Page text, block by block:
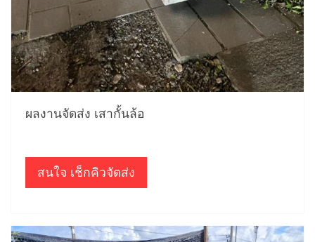
ผลงานจัดส่ง เสากั้นล้อ
สนใจ เช็กคิวจัดส่ง